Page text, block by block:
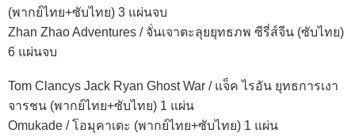
(พากย์ไทย+ซับไทย) 3 แผ่นจบ
Zhan Zhao Adventures / จั่นเจาตะลุยยุทธภพ ซีรี่ส์จีน (ซับไทย)
6 แผ่นจบ
Tom Clancys Jack Ryan Ghost War / แจ็ค ไรอัน ยุทธการเงา
จารชน (พากย์ไทย+ซับไทย) 1 แผ่น
Omukade / โอมุคาเดะ (พากย์ไทย+ซับไทย) 1 แผ่น